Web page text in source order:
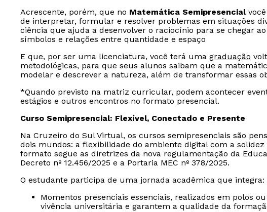
Acrescente, porém, que no Matemática Semipresencialvocê
de interpretar, formular e resolver problemas em situações
ciência que ajuda a desenvolver o raciocínio para se chegar
símbolos e relações entre quantidade e espaço
E que, por ser uma licenciatura, você terá uma graduação
metodológicas, para que seus alunos saibam que a
modelar e descrever a natureza, além de transformar essas
*Quando previsto na matriz curricular, podem acontecer
estágios e outros encontros no formato presencial.
Curso Semipresencial: Flexível, Conectado e Presente
Na Cruzeiro do Sul Virtual, os cursos semipresenciais são
dois mundos: a flexibilidade do ambiente digital com a solidez
formato segue as diretrizes da nova regulamentação da
Decreto nº 12.456/2025 e a Portaria MEC nº 378/2025.
O estudante participa de uma jornada acadêmica que integra:
Momentos presenciais essenciais, realizados em polos
vivência universitária e garantem a qualidade da